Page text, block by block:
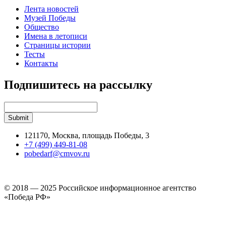
Лента новостей
Музей Победы
Общество
Имена в летописи
Страницы истории
Тесты
Контакты
Подпишитесь на рассылку
121170, Москва, площадь Победы, 3
+7 (499) 449-81-08
pobedarf@cmvov.ru
© 2018 — 2025 Российское информационное агентство
«Победа РФ»